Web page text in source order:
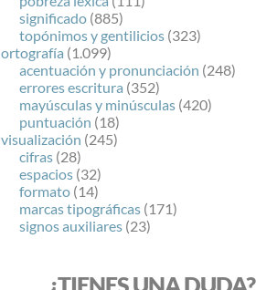
significado (885)
topónimos y gentilicios (323)
ortografía (1.099)
acentuación y pronunciación (248)
errores escritura (352)
mayúsculas y minúsculas (420)
puntuación (18)
visualización (245)
cifras (28)
espacios (32)
formato (14)
marcas tipográficas (171)
signos auxiliares (23)
¿TIENES UNA DUDA?